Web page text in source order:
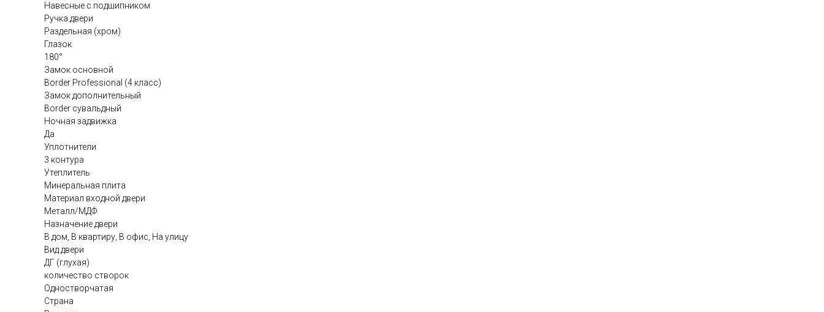
Навесные с подшипником
Ручка двери
Раздельная (хром)
Глазок
180°
Замок основной
Border Professional (4 класс)
Замок дополнительный
Border сувальдный
Ночная задвижка
Да
Уплотнители
3 контура
Утеплитель
Минеральная плита
Материал входной двери
Металл/МДФ
Назначение двери
В дом, В квартиру, В офис, На улицу
Вид двери
ДГ (глухая)
количество створок
Одностворчатая
Страна